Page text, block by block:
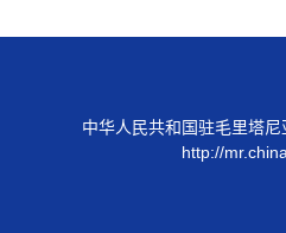
中华人民共和国驻毛里塔
http://